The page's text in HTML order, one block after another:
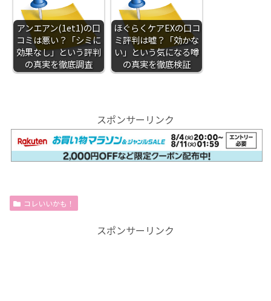
アンエアン(1et1)の口
コミは悪い？「シミに
効果なし」という評判
の真実を徹底調査
ほぐらくケアEXの口コ
ミ評判は嘘？「効かな
い」という気になる噂
の真実を徹底検証
スポンサーリンク
コレいいかも！
スポンサーリンク